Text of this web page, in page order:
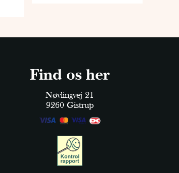
Find os her
Nøvlingvej 21
9260 Gistrup